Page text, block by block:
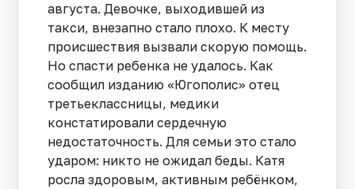
августа. Девочке, выходившей из
такси, внезапно стало плохо. К месту
происшествия вызвали скорую помощь.
Но спасти ребенка не удалось. Как
сообщил изданию «Югополис» отец
третьеклассницы, медики
констатировали сердечную
недостаточность. Для семьи это стало
ударом: никто не ожидал беды. Катя
росла здоровым, активным ребёнком,